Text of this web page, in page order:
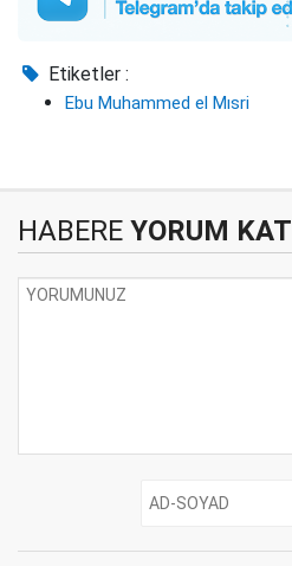
Etiketler :
Ebu Muhammed el Mısri
HABERE YORUM KAT